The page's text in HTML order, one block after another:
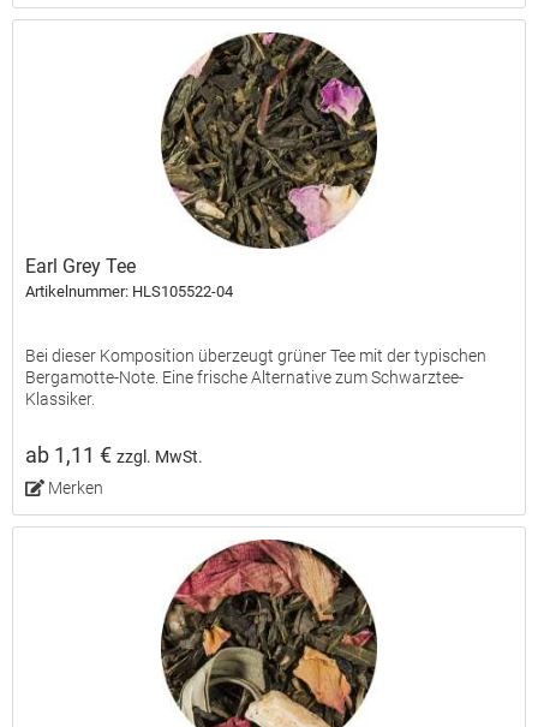
Earl Grey Tee
Artikelnummer: HLS105522-04
Bei dieser Komposition überzeugt grüner Tee mit der typischen
Bergamotte-Note. Eine frische Alternative zum Schwarztee-
Klassiker.
ab 1,11 €zzgl. MwSt.
Merken